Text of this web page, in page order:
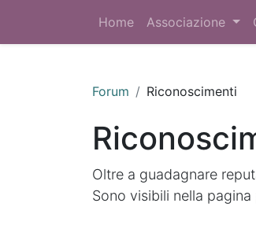
Home Associazione
Forum Riconoscimenti
Oltre a guadagnare
Sono visibili nella